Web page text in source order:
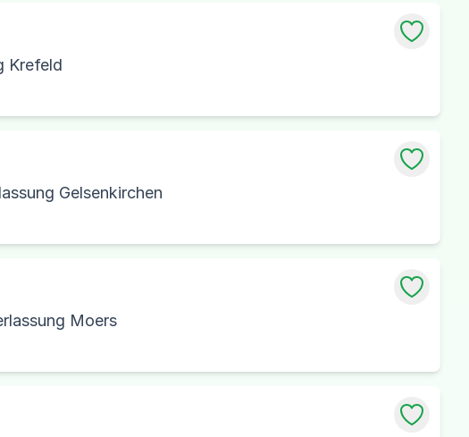
Krefeld
Gelsenkirchen
Moers